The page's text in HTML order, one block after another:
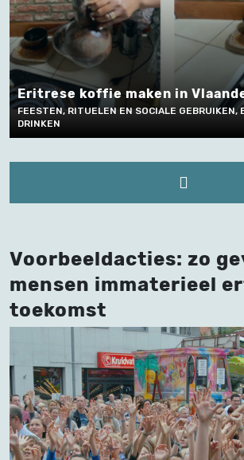
ETEN EN
Vogelpik op
FEESTEN, RITUELEN EN
Voorbeeldacties: zo
mensen immaterieel
toekomst